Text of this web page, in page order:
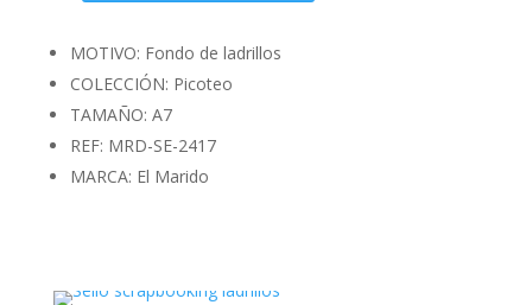
pared
de
ladrillos
cantidad
MOTIVO: Fondo de ladrillos
COLECCIÓN: Picoteo
TAMAÑO: A7
REF: MRD-SE-2417
MARCA: El Marido